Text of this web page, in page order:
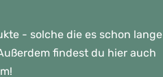
- solche die es schon lange
findest du hier auch